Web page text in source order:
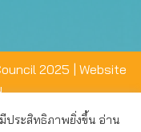
2025 | Website
ประสิทธิภาพยิ่งขึ้น อ่าน
ใช้งานที่ดีให้แก่ท่าน คุณ